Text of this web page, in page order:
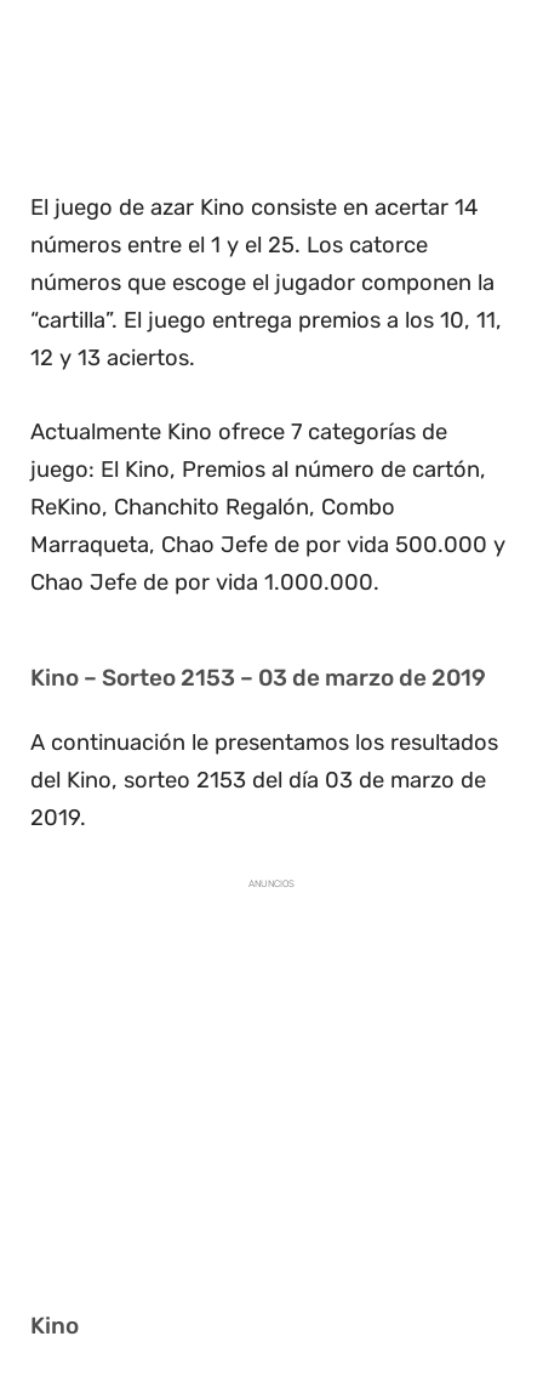
El juego de azar Kino consiste en acertar 14
números entre el 1 y el 25. Los catorce
números que escoge el jugador componen la
“cartilla”. El juego entrega premios a los 10, 11,
12 y 13 aciertos.
Actualmente Kino ofrece 7 categorías de
juego: El Kino, Premios al número de cartón,
ReKino, Chanchito Regalón, Combo
Marraqueta, Chao Jefe de por vida 500.000 y
Chao Jefe de por vida 1.000.000.
Kino – Sorteo 2153 – 03 de marzo de 2019
A continuación le presentamos los resultados
del Kino, sorteo 2153 del día 03 de marzo de
2019.
ANUNCIOS
Kino